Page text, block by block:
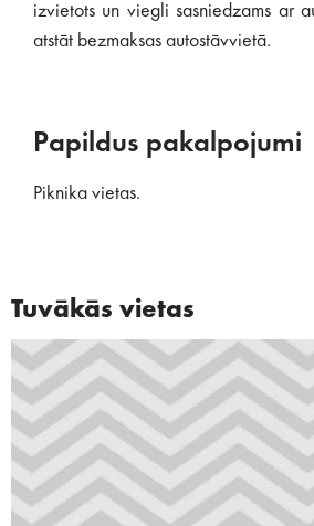
izvietots un viegli sasniedzams ar
atstāt bezmaksas autostāvvietā.
Papildus pakalpojumi
Piknika vietas.
Tuvākās vietas